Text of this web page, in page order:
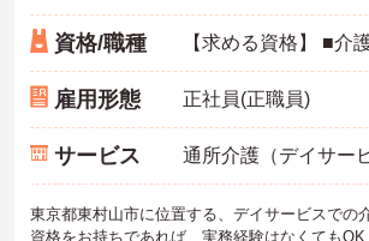
資格/職種
雇用形態 正社員(正職員)
サービス 通所介護（デイサー
東京都東村山市に位置する、デイサービスでの
資格をお持ちであれば、実務経験はなくても